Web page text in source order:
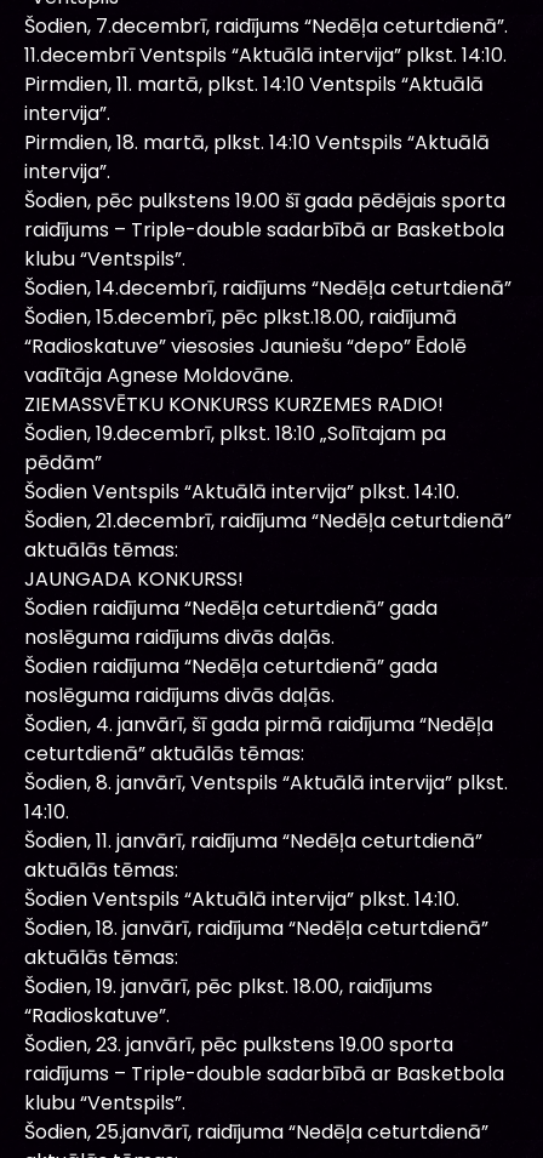
Šodien, 7.decembrī, raidījums “Nedēļa ceturtdienā”.
11.decembrī Ventspils “Aktuālā intervija” plkst. 14:10.
Pirmdien, 11. martā, plkst. 14:10 Ventspils “Aktuālā
intervija”.
Pirmdien, 18. martā, plkst. 14:10 Ventspils “Aktuālā
intervija”.
Šodien, pēc pulkstens 19.00 šī gada pēdējais sporta
raidījums – Triple-double sadarbībā ar Basketbola
klubu “Ventspils”.
Šodien, 14.decembrī, raidījums “Nedēļa ceturtdienā”
Šodien, 15.decembrī, pēc plkst.18.00, raidījumā
“Radioskatuve” viesosies Jauniešu “depo” Ēdolē
vadītāja Agnese Moldovāne.
ZIEMASSVĒTKU KONKURSS KURZEMES RADIO!
Šodien, 19.decembrī, plkst. 18:10 „Solītajam pa
pēdām”
Šodien Ventspils “Aktuālā intervija” plkst. 14:10.
Šodien, 21.decembrī, raidījuma “Nedēļa ceturtdienā”
aktuālās tēmas:
JAUNGADA KONKURSS!
Šodien raidījuma “Nedēļa ceturtdienā” gada
noslēguma raidījums divās daļās.
Šodien raidījuma “Nedēļa ceturtdienā” gada
noslēguma raidījums divās daļās.
Šodien, 4. janvārī, šī gada pirmā raidījuma “Nedēļa
ceturtdienā” aktuālās tēmas:
Šodien, 8. janvārī, Ventspils “Aktuālā intervija” plkst.
14:10.
Šodien, 11. janvārī, raidījuma “Nedēļa ceturtdienā”
aktuālās tēmas:
Šodien Ventspils “Aktuālā intervija” plkst. 14:10.
Šodien, 18. janvārī, raidījuma “Nedēļa ceturtdienā”
aktuālās tēmas:
Šodien, 19. janvārī, pēc plkst. 18.00, raidījums
“Radioskatuve”.
Šodien, 23. janvārī, pēc pulkstens 19.00 sporta
raidījums – Triple-double sadarbībā ar Basketbola
klubu “Ventspils”.
Šodien, 25.janvārī, raidījuma “Nedēļa ceturtdienā”